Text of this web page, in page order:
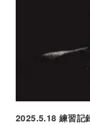
2025.5.18 練習記